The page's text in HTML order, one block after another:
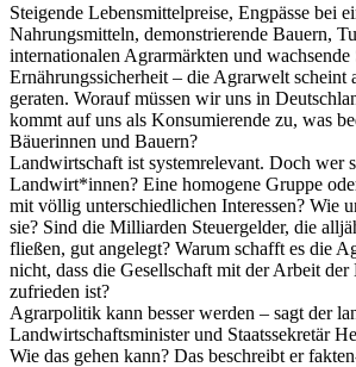
Steigende Lebensmittelpreise, Engpässe bei
Nahrungsmitteln, demonstrierende Bauern,
internationalen Agrarmärkten und
Ernährungssicherheit – die Agrarwelt scheint
geraten. Worauf müssen wir uns in
kommt auf uns als Konsumierende zu, was
Bäuerinnen und Bauern?
Landwirtschaft ist systemrelevant. Doch wer
Landwirt*innen? Eine homogene Gruppe
mit völlig unterschiedlichen Interessen? Wie
sie? Sind die Milliarden Steuergelder, die
fließen, gut angelegt? Warum schafft es die
nicht, dass die Gesellschaft mit der Arbeit
zufrieden ist?
Agrarpolitik kann besser werden – sagt der
Landwirtschaftsminister und Staatssekretär
Wie das gehen kann? Das beschreibt er